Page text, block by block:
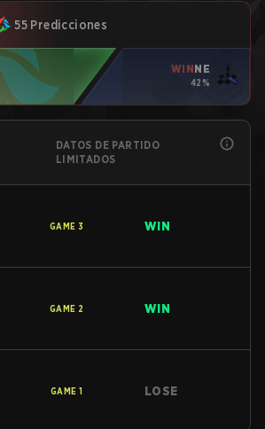
55 Predicciones
WINNE
42%
DATOS DE PARTIDO
LIMITADOS
GAME 3 WIN
GAME 2 WIN
GAME 1 LOSE